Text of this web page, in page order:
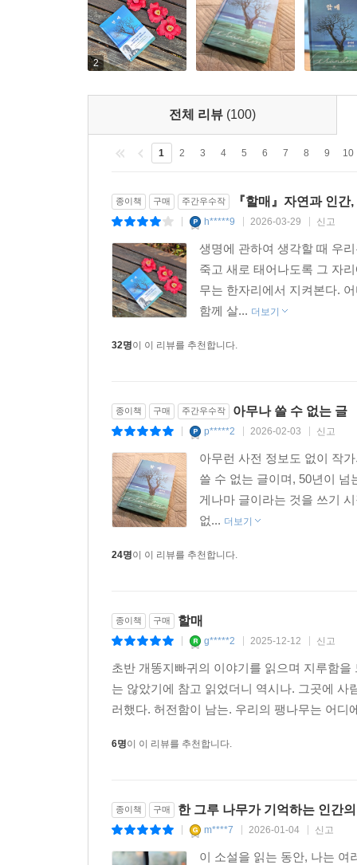
2
전체 리뷰 (100)
1 2 3 4 5 6 7 8 9 10
종이책 구매 주간우수작 『할매』자연과 인
h*****9 2026-03-29 신고
생명에 관하여 생각할 때 우
죽고 새로 태어나도록 그 자
무는 한자리에서 지켜본다.
함께 살... 더보기
32명이 이 리뷰를 추천합니다.
종이책 구매 주간우수작 아무나 쓸 수 없는 글
p*****2 2026-02-03 신고
아무런 사전 정보도 없이 작
쓸 수 없는 글이며, 50년이
게나마 글이라는 것을 쓰기
없... 더보기
24명이 이 리뷰를 추천합니다.
종이책 구매 할매
g*****2 2025-12-12 신고
초반 개똥지빠귀의 이야기를 읽으며 지루함
는 않았기에 참고 읽었더니 역시나. 그곳에
러했다. 허전함이 남는. 우리의 팽나무는 어디
6명이 이 리뷰를 추천합니다.
종이책 구매 한 그루 나무가 기억하는 인간
m****7 2026-01-04 신고
이 소설을 읽는 동안, 나는 여